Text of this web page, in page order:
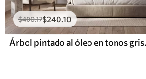
$400.17$240 .10
Árbol pintado